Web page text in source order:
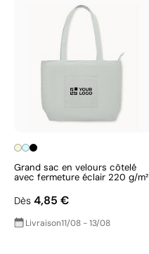
Grand sac en velours côtelé
avec fermeture éclair 220 g/m²
Dès 4,85 €
Livraison11/08 - 13/08